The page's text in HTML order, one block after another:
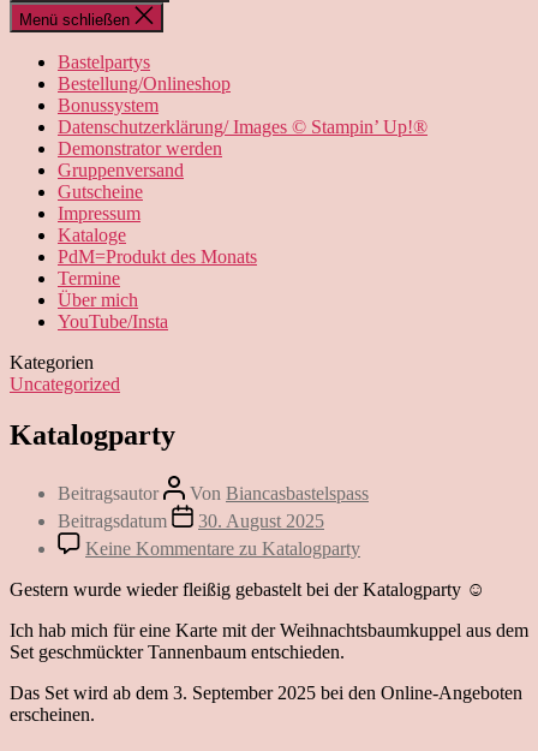
Menü schließen
Bastelpartys
Bestellung/Onlineshop
Bonussystem
Datenschutzerklärung/ Images © Stampin’ Up!®
Demonstrator werden
Gruppenversand
Gutscheine
Impressum
Kataloge
PdM=Produkt des Monats
Termine
Über mich
YouTube/Insta
Kategorien
Uncategorized
Katalogparty
Beitragsautor Von Biancasbastelspass
Beitragsdatum
30. August 2025
Keine Kommentare zu Katalogparty
Gestern wurde wieder fleißig gebastelt bei der Katalogparty ☺️
Ich hab mich für eine Karte mit der Weihnachtsbaumkuppel aus dem
Set geschmückter Tannenbaum entschieden.
Das Set wird ab dem 3. September 2025 bei den Online-Angeboten
erscheinen.